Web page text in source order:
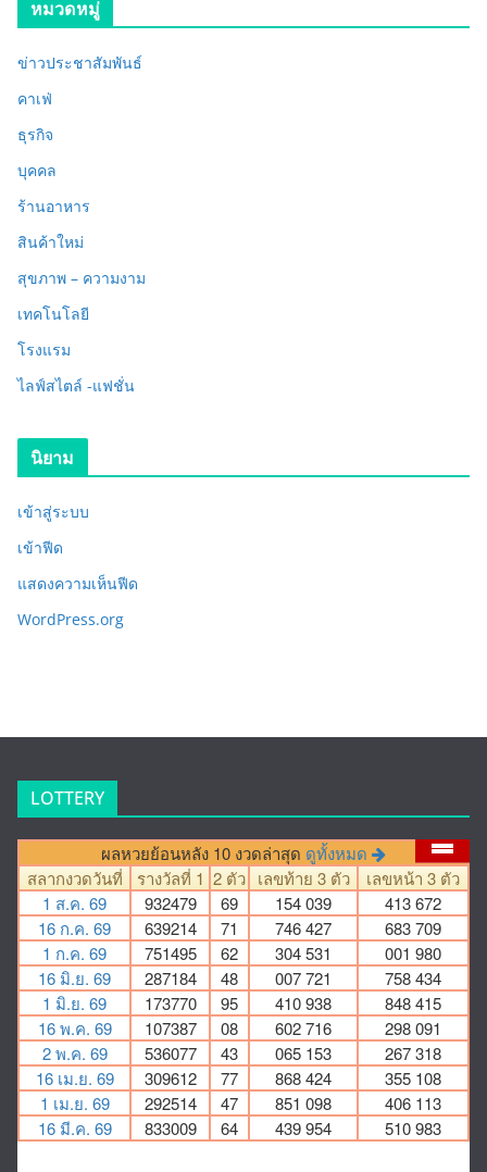
หมวดหมู่
ข่าวประชาสัมพันธ์
คาเฟ่
ธุรกิจ
บุคคล
ร้านอาหาร
สินค้าใหม่
สุขภาพ – ความงาม
เทคโนโลยี
โรงแรม
ไลฟ์สไตล์ -แฟชั่น
นิยาม
เข้าสู่ระบบ
เข้าฟีด
แสดงความเห็นฟีด
WordPress.org
LOTTERY